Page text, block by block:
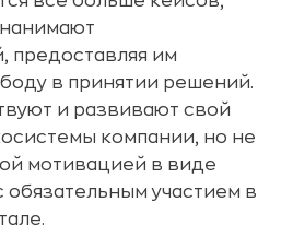
предоставляя им
в принятии решений.
и развивают свой
компании, но не
мотивацией в виде
обязательным участием в